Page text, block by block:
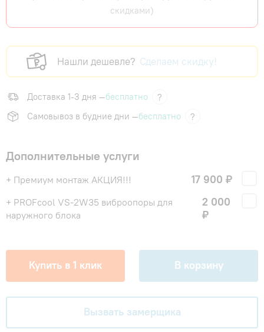
скидками)
Нашли дешевле? Сделаем скидку!
Доставка 1-3 дня —бесплатно
?
Самовывоз в будние дни —бесплатно ?
Дополнительные услуги
+ Премиум монтаж АКЦИЯ!!! 17 900 ₽
+ PROFcool VS-2W35 виброопоры для
наружного блока
2 000
₽
Купить в 1 клик В корзину
Вызвать замерщика